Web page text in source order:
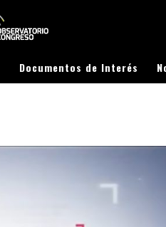
Documentos de Interés